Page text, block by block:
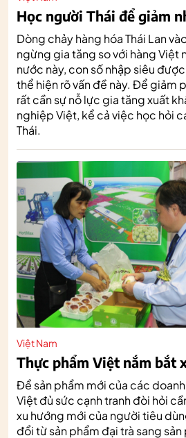
Học người Thái để giảm
Dòng chảy hàng hóa Thái Lan
ngừng gia tăng so với hàng Việt
nước này, con số nhập siêu
thể hiện rõ vấn đề này. Để giảm
rất cần sự nỗ lực gia tăng xuất
nghiệp Việt, kể cả việc học hỏi
Thái.
Việt Nam
Thực phẩm Việt nắm bắt
Để sản phẩm mới của các
Việt đủ sức cạnh tranh đòi hỏi
xu hướng mới của người tiêu
đổi từ sản phẩm đại trà sang